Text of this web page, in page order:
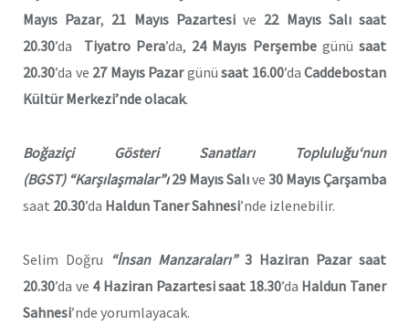
Mayıs Pazar, 21 Mayıs Pazartesive 22 Mayıs Salı saat
20.30’da Tiyatro Pera’da, 24 Mayıs Perşembegünü saat
20.30’da ve 27 Mayıs Pazargünü saat 16.00’da Caddebostan
Kültür Merkezi’ndeolacak.
Boğaziçi Gösteri Sanatları Topluluğu‘nun
(BGST) “Karşılaşmalar”ı 29 Mayıs Salıve 30 Mayıs Çarşamba
saat 20.30’da Haldun Taner Sahnesi’nde izlenebilir.
Selim Doğru “İnsan Manzaraları” 3 Haziran Pazar saat
20.30’da ve 4 Haziran Pazartesisaat 18.30’da Haldun Taner
Sahnesi’nde yorumlayacak.